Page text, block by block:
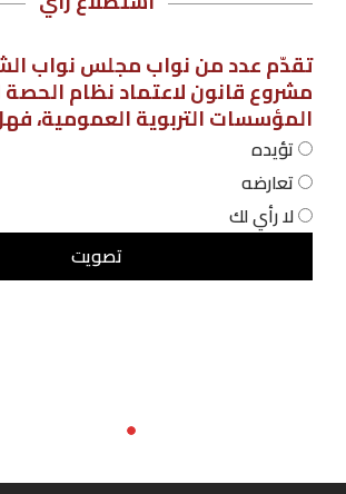
تقدّم عدد من نواب مجلس نواب
مشروع قانون لاعتماد نظام
المؤسسات التربوية العمومية،
تؤيده
تعارضه
لا رأي لك